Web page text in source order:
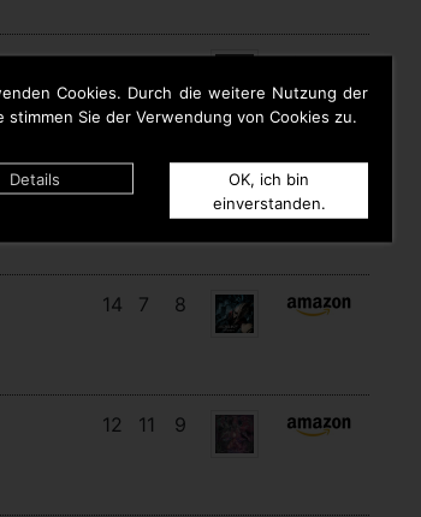
Cookies. Durch die weitere Nutzung der
stimmen Sie der Verwendung von Cookies zu.
Details
OK, ich bin
einverstanden.
11 7 4
14 7 8
12 11 9